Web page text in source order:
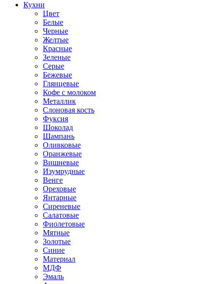
Кухни
Цвет
Белые
Черные
Желтые
Красные
Зеленые
Серые
Бежевые
Глянцевые
Кофе с молоком
Металлик
Слоновая кость
Фуксия
Шоколад
Шампань
Оливковые
Оранжевые
Вишневые
Изумрудные
Венге
Ореховые
Янтарные
Сиреневые
Салатовые
Фиолетовые
Мятные
Золотые
Синие
Материал
МДФ
Эмаль